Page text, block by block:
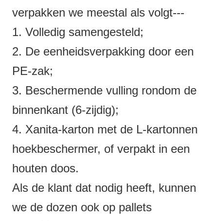
verpakken we meestal als volgt---
1. Volledig samengesteld;
2. De eenheidsverpakking door een
PE-zak;
3. Beschermende vulling rondom de
binnenkant (6-zijdig);
4. Xanita-karton met de L-kartonnen
hoekbeschermer, of verpakt in een
houten doos.
Als de klant dat nodig heeft, kunnen
we de dozen ook op pallets